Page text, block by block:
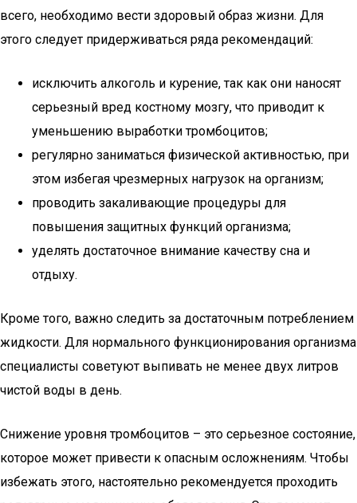
всего, необходимо вести здоровый образ жизни. Для
этого следует придерживаться ряда рекомендаций:
исключить алкоголь и курение, так как они наносят
серьезный вред костному мозгу, что приводит к
уменьшению выработки тромбоцитов;
регулярно заниматься физической активностью, при
этом избегая чрезмерных нагрузок на организм;
проводить закаливающие процедуры для
повышения защитных функций организма;
уделять достаточное внимание качеству сна и
отдыху.
Кроме того, важно следить за достаточным потреблением
жидкости. Для нормального функционирования организма
специалисты советуют выпивать не менее двух литров
чистой воды в день.
Снижение уровня тромбоцитов – это серьезное состояние,
которое может привести к опасным осложнениям. Чтобы
избежать этого, настоятельно рекомендуется проходить